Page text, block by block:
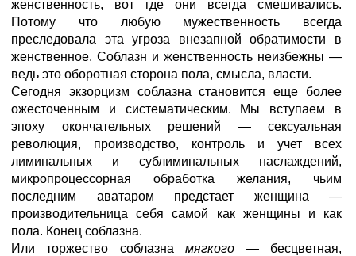
женственность, вот где они всегда смешивались.
Потому что любую мужественность всегда
преследовала эта угроза внезапной обратимости в
женственное. Соблазн и женственность неизбежны —
ведь это оборотная сторона пола, смысла, власти.
Сегодня экзорцизм соблазна становится еще более
ожесточенным и систематическим. Мы вступаем в
эпоху окончательных решений — сексуальная
революция, производство, контроль и учет всех
лиминальных и сублиминальных наслаждений,
микропроцессорная обработка желания, чьим
последним аватаром предстает женщина —
производительница себя самой как женщины и как
пола. Конец соблазна.
Или торжество соблазнамягкого —бесцветная,